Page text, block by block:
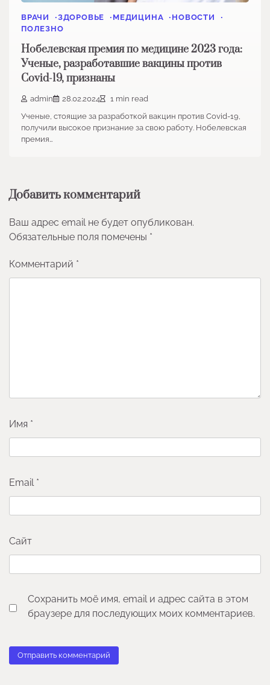
ВРАЧИ ЗДОРОВЬЕ МЕДИЦИНА
НОВОСТИ
ПОЛЕЗНО
Нобелевская премия по медицине 2023 года:
Ученые, разработавшие вакцины против
Covid-19, признаны
admin 28.02.2024
1 min read
Ученые, стоящие за разработкой вакцин против Covid-19,
получили высокое признание за свою работу. Нобелевская
премия…
Добавить комментарий
Ваш адрес email не будет опубликован.
Обязательные поля помечены *
Комментарий *
Имя *
Email *
Сайт
Сохранить моё имя, email и адрес сайта в этом
браузере для последующих моих комментариев.